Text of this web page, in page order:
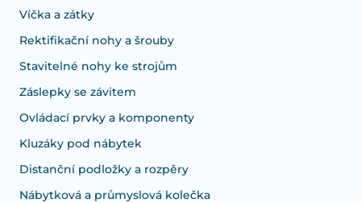
Víčka a zátky
Rektifikační nohy a šrouby
Stavitelné nohy ke strojům
Záslepky se závitem
Ovládací prvky a komponenty
Kluzáky pod nábytek
Distanční podložky a rozpěry
Nábytková a průmyslová kolečka